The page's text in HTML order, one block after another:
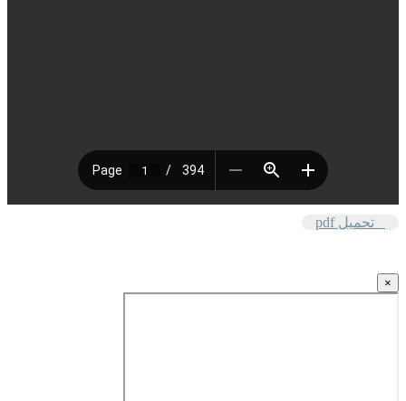
تحميل pdf